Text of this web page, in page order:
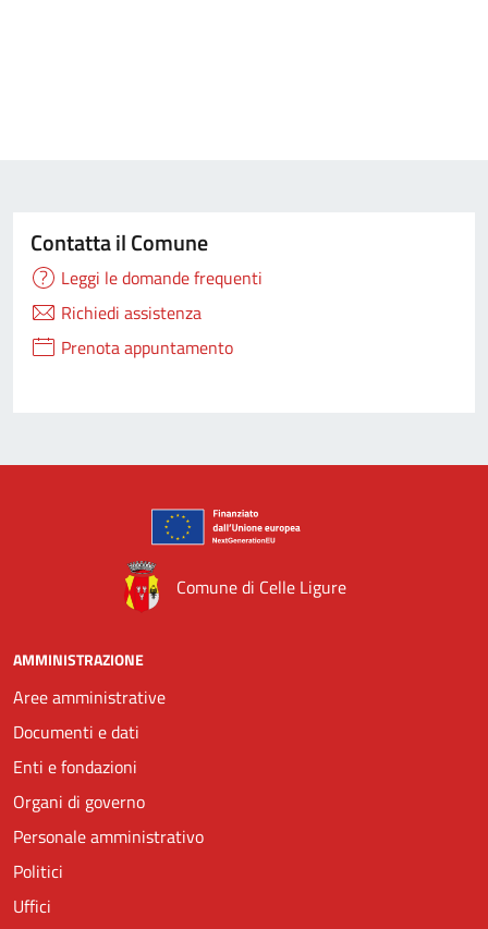
Contatta il Comune
Leggi le domande frequenti
Richiedi assistenza
Prenota appuntamento
Comune di Celle Ligure
AMMINISTRAZIONE
Aree amministrative
Documenti e dati
Enti e fondazioni
Organi di governo
Personale amministrativo
Politici
Uffici